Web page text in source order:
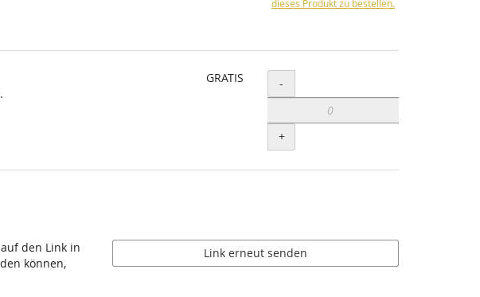
dieses Produkt zu bestellen.
GRATIS Menge
-
+
den Link in
können,
Link erneut senden